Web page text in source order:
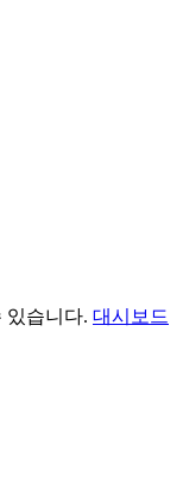
있습니다. 대시보드